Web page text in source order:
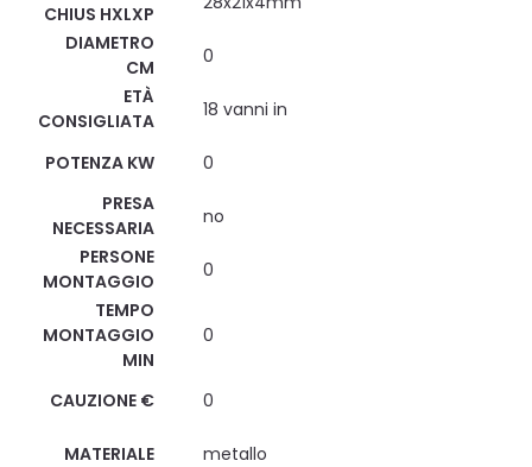
CHIUS HXLXP
DIAMETRO
CM
0
ETÀ
CONSIGLIATA
18 vanni in
POTENZA KW
0
PRESA
NECESSARIA
no
PERSONE
MONTAGGIO
0
TEMPO
MONTAGGIO
MIN
0
CAUZIONE € 0
MATERIALE metallo